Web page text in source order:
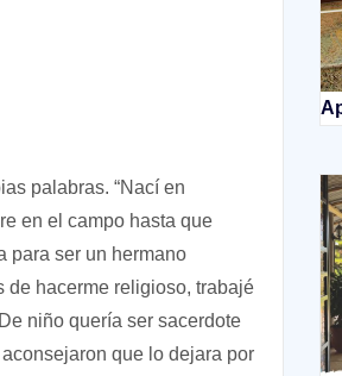
palabras. “Nací en
en el campo hasta que
para ser un hermano
de hacerme religioso, trabajé
niño quería ser sacerdote
que lo dejara por